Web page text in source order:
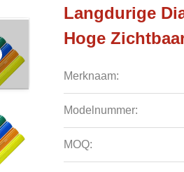
Langdurige
Hoge
Merknaam:
Modelnummer:
MOQ: